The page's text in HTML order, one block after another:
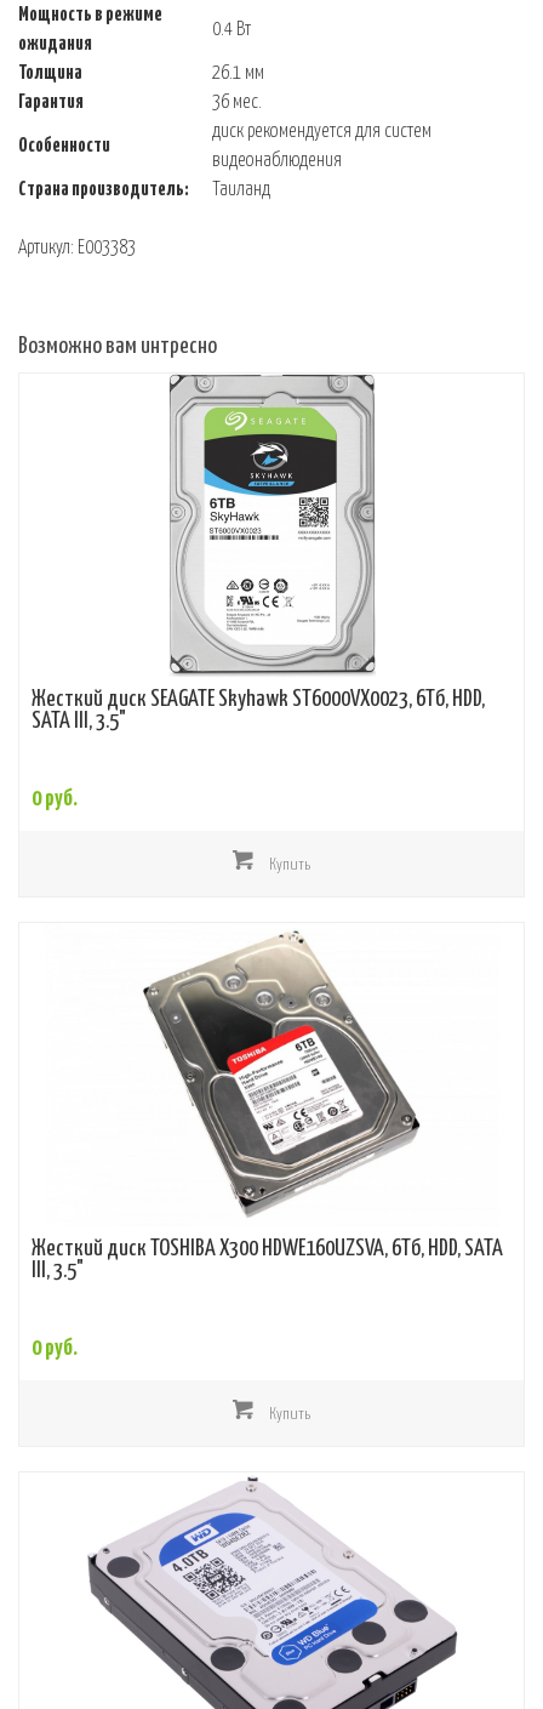
Мощность в режиме
ожидания
0.4 Вт
Толщина
26.1 мм
Гарантия
36 мес.
Особенности
диск рекомендуется для систем
видеонаблюдения
Страна производитель:
Таиланд
Артикул: E003383
Возможно вам интресно
Жесткий диск SEAGATE Skyhawk ST6000VX0023, 6Тб, HDD,
SATA III, 3.5"
0 руб.
Купить
Жесткий диск TOSHIBA X300 HDWE160UZSVA, 6Тб, HDD, SATA
III, 3.5"
0 руб.
Купить